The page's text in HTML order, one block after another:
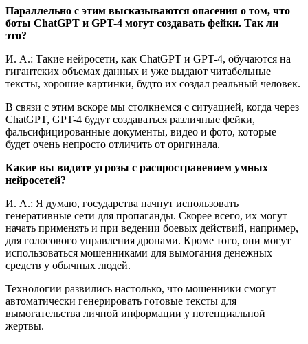
Параллельно с этим высказываются опасения о том, что
боты ChatGPT и GPT-4 могут создавать фейки. Так ли
это?
И. А.: Такие нейросети, как ChatGPT и GPT-4, обучаются на
гигантских объемах данных и уже выдают читабельные
тексты, хорошие картинки, будто их создал реальный человек.
В связи с этим вскоре мы столкнемся с ситуацией, когда через
ChatGPT, GPT-4 будут создаваться различные фейки,
фальсифицированные документы, видео и фото, которые
будет очень непросто отличить от оригинала.
Какие вы видите угрозы с распространением умных
нейросетей?
И. А.: Я думаю, государства начнут использовать
генеративные сети для пропаганды. Скорее всего, их могут
начать применять и при ведении боевых действий, например,
для голосового управления дронами. Кроме того, они могут
использоваться мошенниками для вымогания денежных
средств у обычных людей.
Технологии развились настолько, что мошенники смогут
автоматически генерировать готовые тексты для
вымогательства личной информации у потенциальной
жертвы.